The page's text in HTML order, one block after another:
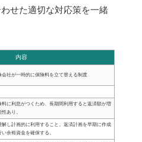
せた適切な対応策を一緒
内容
社が一時的に保険料を立て替える制度
に利息がつくため、長期間利用すると返済額が増
あり。
し計画的に利用すること。返済計画を早期に作成
余裕資金を確保する。